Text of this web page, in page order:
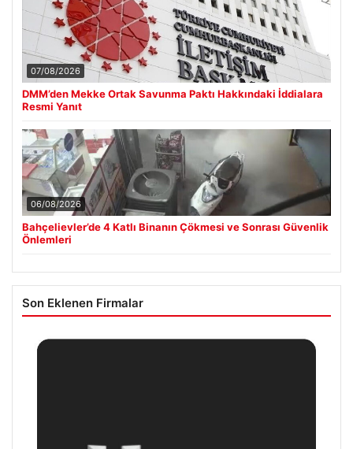
07/08/2026
DMM’den Mekke Ortak Savunma Paktı Hakkındaki İddialara
Resmi Yanıt
06/08/2026
Bahçelievler’de 4 Katlı Binanın Çökmesi ve Sonrası Güvenlik
Önlemleri
Son Eklenen Firmalar